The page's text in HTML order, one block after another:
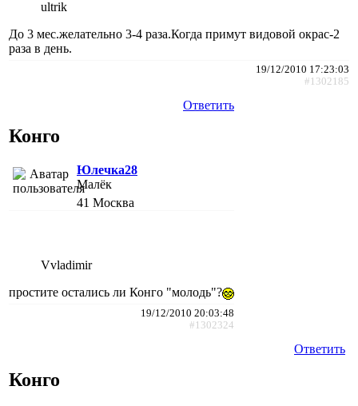
ultrik
До 3 мес.желательно 3-4 раза.Когда примут видовой окрас-2
раза в день.
19/12/2010 17:23:03
#1302185
Ответить
Конго
Юлечка28
Малёк
41 Москва
Vvladimir
простите остались ли Конго "молодь"?
19/12/2010 20:03:48
#1302324
Ответить
Конго